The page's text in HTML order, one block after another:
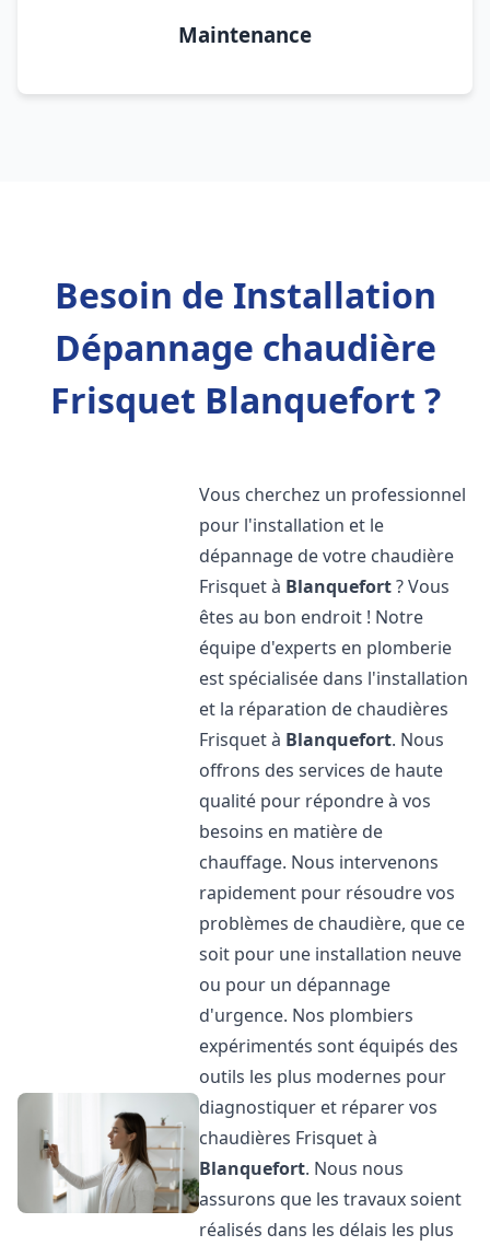
Maintenance
Besoin de Installation
Dépannage chaudière
Frisquet Blanquefort ?
Vous cherchez un professionnel
pour l'installation et le
dépannage de votre chaudière
Frisquet à Blanquefort? Vous
êtes au bon endroit ! Notre
équipe d'experts en plomberie
est spécialisée dans l'installation
et la réparation de chaudières
Frisquet à Blanquefort. Nous
offrons des services de haute
qualité pour répondre à vos
besoins en matière de
chauffage. Nous intervenons
rapidement pour résoudre vos
problèmes de chaudière, que ce
soit pour une installation neuve
ou pour un dépannage
d'urgence. Nos plombiers
expérimentés sont équipés des
outils les plus modernes pour
diagnostiquer et réparer vos
chaudières Frisquet à
Blanquefort. Nous nous
assurons que les travaux soient
réalisés dans les délais les plus